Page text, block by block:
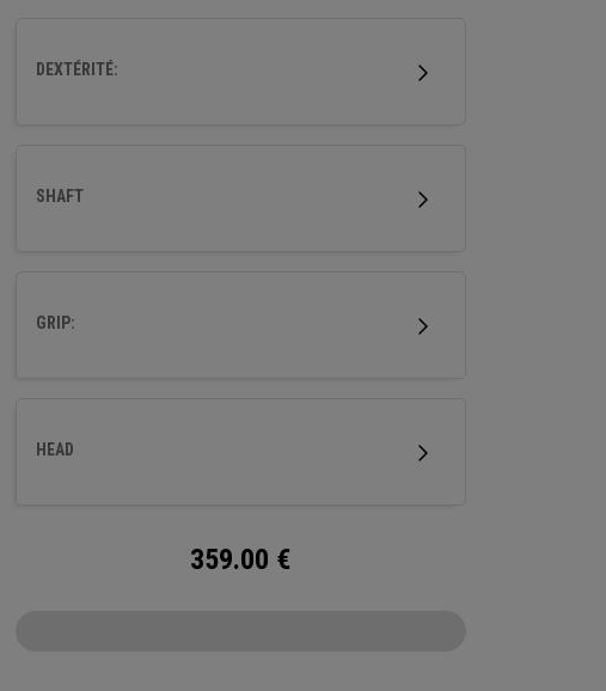
éventail de golfeurs.
DEXTÉRITÉ:
SHAFT
GRIP:
HEAD
359.00 €